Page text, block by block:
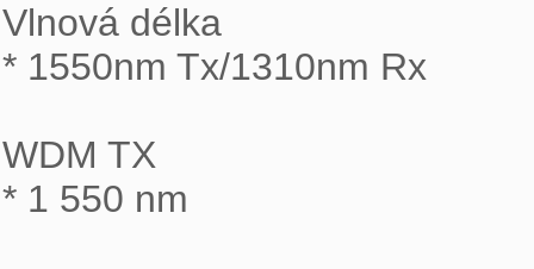
Vlnová délka
* 1550nm Tx/1310nm Rx
WDM TX
* 1 550 nm